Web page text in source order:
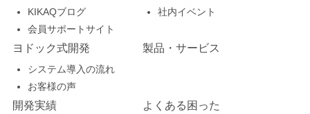
KIKAQブログ
会員サポートサイト
社内イベント
ヨドック式開発
システム導入の流れ
お客様の声
製品・サービス
開発実績 よくある困った